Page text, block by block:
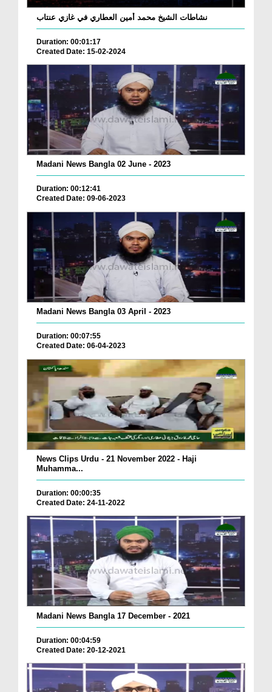
نشاطات الشيخ محمد أمين العطاري في غازي عنتاب
Duration: 00:01:17
Created Date: 15-02-2024
Madani News Bangla 02 June - 2023
Duration: 00:12:41
Created Date: 09-06-2023
Madani News Bangla 03 April - 2023
Duration: 00:07:55
Created Date: 06-04-2023
News Clips Urdu - 21 November 2022 - Haji
Muhamma...
Duration: 00:00:35
Created Date: 24-11-2022
Madani News Bangla 17 December - 2021
Duration: 00:04:59
Created Date: 20-12-2021